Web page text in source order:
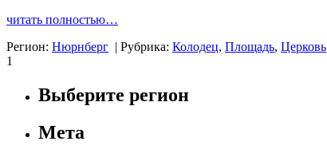
читать полностью…
Регион: Нюрнберг | Рубрика: Колодец, Площадь, Церковь
1
Выберите регион
Мета